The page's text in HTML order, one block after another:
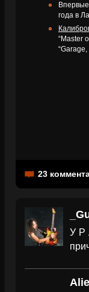
года в
“Master
23
У Р